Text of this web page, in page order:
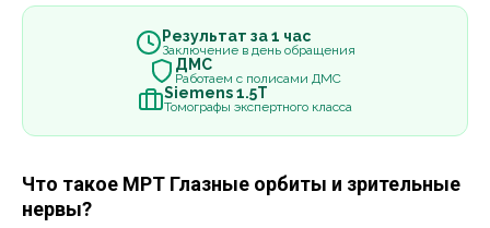
Результат за 1 час
Заключение в день обращения
ДМС
Работаем с полисами ДМС
Siemens 1.5Т
Томографы экспертного класса
Что такое МРТ Глазные орбиты и зрительные
нервы?